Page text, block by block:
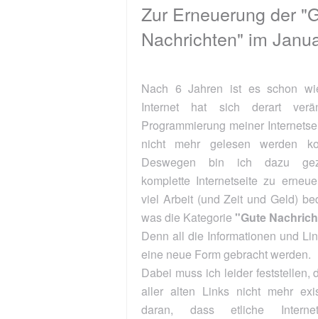
Zur Erneuerung der "Gute
Nachrichten" im Januar 2023
Nach 6 Jahren ist es schon wieder soweit: Das
Internet hat sich derart verändert, dass die
Programmierung meiner Internetseite veraltet ist und
nicht mehr gelesen werden konnte (augenroll).
Deswegen bin ich dazu gezwungen, meine
komplette Internetseite zu erneuern - was immens
viel Arbeit (und Zeit und Geld) bedeutet - vor allem,
"Gute Nachrichten"angeht.
Denn all die Informationen und Links müssen nun in
eine neue Form gebracht werden.
Dabei muss ich leider feststellen, dass fast die Häfte
aller alten Links nicht mehr existieren. Das liegt
daran, dass etliche Internetseiten komplett